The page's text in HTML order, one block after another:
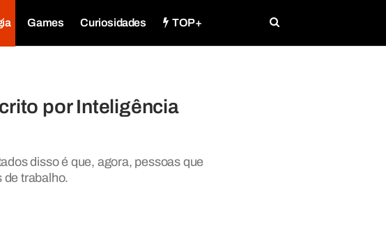
Games Curiosidades TOP+
por Inteligência
disso é que, agora, pessoas que
de trabalho.